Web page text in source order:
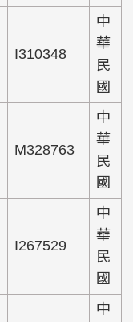
I310348
中
華
民
國
M328763
中
華
民
國
I267529
中
華
民
國
中